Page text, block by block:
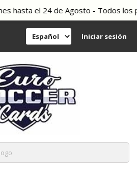
hasta el 24 de Agosto - Todos los
Iniciar sesión